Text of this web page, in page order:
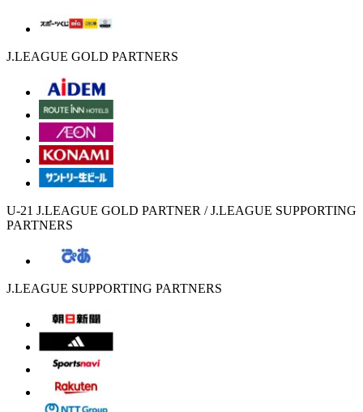
J.LEAGUE GOLD PARTNERS
U-21 J.LEAGUE GOLD PARTNER / J.LEAGUE SUPPORTING
PARTNERS
J.LEAGUE SUPPORTING PARTNERS